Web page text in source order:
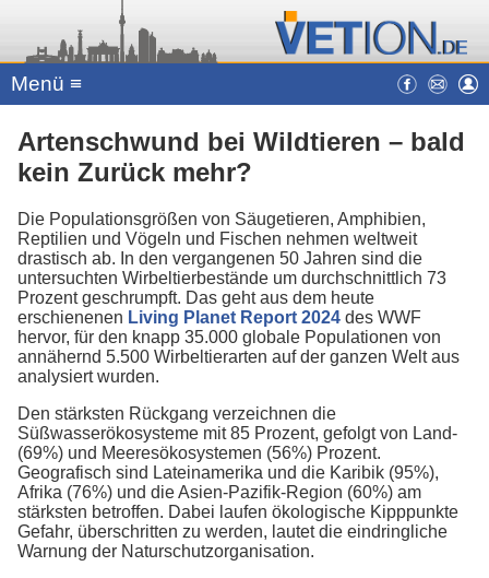
Menü ≡
Artenschwund bei Wildtieren – bald
kein Zurück mehr?
Die Populationsgrößen von Säugetieren, Amphibien,
Reptilien und Vögeln und Fischen nehmen weltweit
drastisch ab. In den vergangenen 50 Jahren sind die
untersuchten Wirbeltierbestände um durchschnittlich 73
Prozent geschrumpft. Das geht aus dem heute
erschienenen Living Planet Report 2024 des WWF
hervor, für den knapp 35.000 globale Populationen von
annähernd 5.500 Wirbeltierarten auf der ganzen Welt aus
analysiert wurden.
Den stärksten Rückgang verzeichnen die
Süßwasserökosysteme mit 85 Prozent, gefolgt von Land-
(69%) und Meeresökosystemen (56%) Prozent.
Geografisch sind Lateinamerika und die Karibik (95%),
Afrika (76%) und die Asien-Pazifik-Region (60%) am
stärksten betroffen. Dabei laufen ökologische Kipppunkte
Gefahr, überschritten zu werden, lautet die eindringliche
Warnung der Naturschutzorganisation.